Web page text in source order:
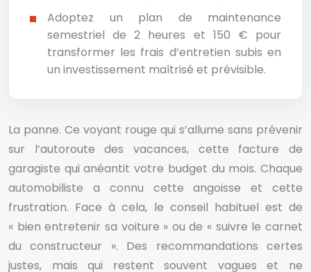
Adoptez un plan de maintenance
semestriel de 2 heures et 150 € pour
transformer les frais d’entretien subis en
un investissement maîtrisé et prévisible.
La panne. Ce voyant rouge qui s’allume sans prévenir
sur l’autoroute des vacances, cette facture de
garagiste qui anéantit votre budget du mois. Chaque
automobiliste a connu cette angoisse et cette
frustration. Face à cela, le conseil habituel est de
« bien entretenir sa voiture » ou de « suivre le carnet
du constructeur ». Des recommandations certes
justes, mais qui restent souvent vagues et ne